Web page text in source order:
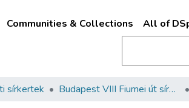
Communities & Collections All of
sírkertek Budapest VIII Fiumei út sírkert 3. rész